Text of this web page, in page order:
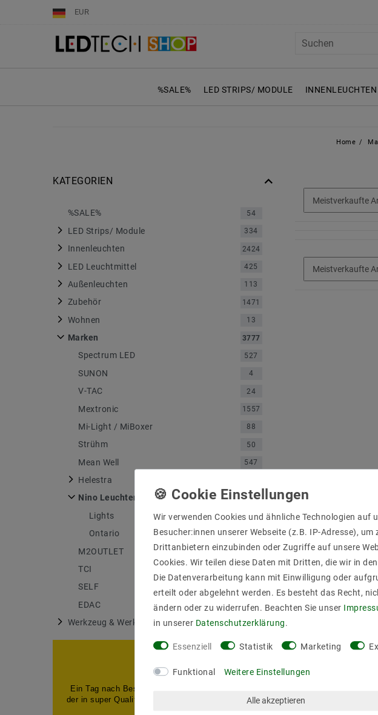
EUR
%SALE% LED STRIPS/ MODULE INNENLEUCHTEN
Home
KATEGORIEN
%SALE% 54
LED Strips/ Module 334
Innenleuchten 2424
LED Leuchtmittel 425
Außenleuchten 113
Zubehör 1471
Wohnen 13
Marken 3777
Spectrum LED 527
SUNON 4
V-TAC 24
Mextronic 1557
Mi-Light / MiBoxer 88
Strühm 50
Mean Well 547
Helestra
Nino Leuchten 4
Lights 1
Ontario 1
M2OUTLET 175
TCI
SELF
EDAC 18
Werkzeug & Werkstatt 1
Ein Tag nach Bestellung,den Artikel erhalten
der in super Qualität war,also alles super kann
Wir verwenden Cookies und ähnliche Technologien auf
Besucher:innen unserer Webseite (z.B. IP-Adresse),
Drittanbietern einzubinden oder Zugriffe auf unsere
Cookies. Wir teilen diese Daten mit Dritten, die wir in
Die Datenverarbeitung kann mit Einwilligung oder
erteilt oder abgelehnt werden. Es besteht das Recht,
ändern oder zu widerrufen. Beachten Sie unser
in unserer Daten­schutz­erklärung.
Essenziell Statistik Marketing
Funktional Weitere Einstellungen
Alle akzeptieren